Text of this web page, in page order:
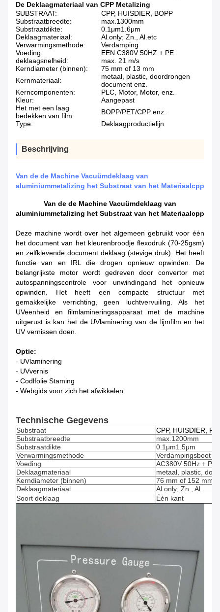
De Deklaagmateriaal van CPP Metalizing
SUBSTRAAT:
CPP, HUISDIER, BOPP
Substraatbreedte:
max.1300mm
Substraatdikte:
0.1μm1.6μm
Deklaagmateriaal:
Al.only; Zn., Al.etc
Verwarmingsmethode:
Verdamping
Voeding:
EEN C380V 50HZ + PE
deklaagsnelheid:
max. 21 m/s
Kerndiameter (binnen):
75 mm of 13 mm
Kernmateriaal:
metaal, plastic, doordrongen
document enz.
Kerncomponenten:
PLC, Motor, Motor, enz.
Kleur:
Aangepast
Het met een laag
bedekken van film:
BOPP/PET/CPP enz.
Type:
Deklaagproductielijn
Beschrijving
Van de de Machine Vacuümdeklaag van
aluminiummetalizing het Substraat van het Materiaalcpp
Van de de Machine Vacuümdeklaag van
aluminiummetalizing het Substraat van het Materiaalcpp
Deze machine wordt over het algemeen gebruikt voor één
het document van het kleurenbroodje flexodruk (70-25gsm)
en zelfklevende document deklaag (stevige druk). Het heeft
functie van en IRL die drogen opnieuw opwinden. De
belangrijkste motor wordt gedreven door convertor met
autospanningscontrole voor unwindingand het opnieuw
opwinden. Het heeft een compacte structuur met
gemakkelijke verrichting, geen luchtvervuiling. Als het
UVeenheid en filmlamineringsapparaat met de machine
uitgerust is kan het de UVlaminering van de lijmfilm en het
UV vernissen doen.
Optie:
- UVlaminering
- UVvernis
- Codlfolie Staming
- Webgids voor zich het afwikkelen
Technische Gegevens
Substraat
CPP, HUISDIER, PI,
Substraatbreedte
max.1200mm
Substraatdikte
0.1μm1.5μm
Verwarmingsmethode
Verdampingsboot
Voeding
AC380V 50Hz + PE
Deklaagmateriaal
metaal, plastic,
Kerndiameter (binnen)
76 mm of 152 mm
Deklaagmateriaal
Al.only; Zn., Al.
Soort deklaag
Één kant